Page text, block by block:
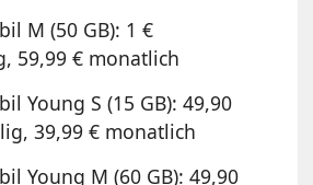
M (50 GB): 1 €
59,99 € monatlich
Young S (15 GB): 49,90
39,99 € monatlich
Young M (60 GB): 49,90